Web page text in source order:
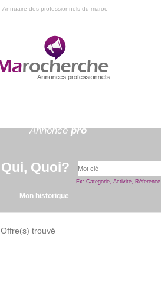
Annuaire des professionnels du maroc
Annoncepro
Qui, Quoi?
Ex: Categorie, Activité,
Mon historique
Offre(s) trouvé